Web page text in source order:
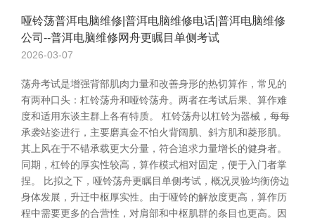
哑铃荡普洱电脑维修|普洱电脑维修电话|普洱电脑维修
公司--普洱电脑维修网舟更瞩目单侧考试
2026-03-07
荡舟考试是增强背部肌肉力量和改善身形的热切算作，常见的
有两种口头：杠铃荡舟和哑铃荡舟。两者在考试后果、算作难
度和适用东谈主群上各有特质。 杠铃荡舟以杠铃为器械，每每
承袭站姿进行，主要磨真金不怕火背阔肌、斜方肌和菱形肌。
其上风在于不错承载更大分量，符合追求力量增长的健身者。
同期，杠铃的厚实性较高，算作模式相对固定，便于入门者掌
捏。 比拟之下，哑铃荡舟更瞩目单侧考试，概况灵验均衡傍边
身体发展，升迁中枢厚实性。由于哑铃的解放度更高，算作历
程中需要更多的合营性，对肩部和中枢肌群的条目也更高。因